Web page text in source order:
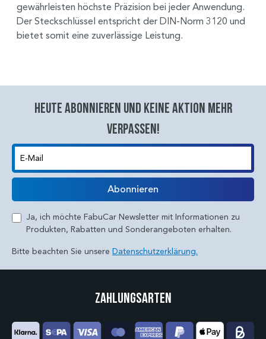
gewährleisten höchste Präzision bei jeder Anwendung.
Der Steckschlüssel entspricht der DIN-Norm 3120 und
bietet somit eine zuverlässige Leistung.
Heute abonnieren und keine aktion mehr
verpassen!
E-Mail
Abonnieren
Ja, ich möchte FabuCar Newsletter mit Informationen zu
Produkten, Rabatten und Sonderangeboten erhalten.
Bitte beachten Sie unsere Datenschutzerklärung.
Zahlungsarten